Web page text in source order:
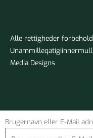
Alle rettigheder
Media Designs
Brugernavn eller E-Mail